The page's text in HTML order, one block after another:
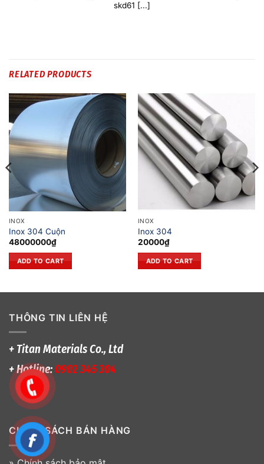
DÀY 10MM Thép [...]
RELATED PRODUCTS
INOX
Inox 304 Cuộn
48000000₫
ADD TO CART
INOX
Inox 304
20000₫
ADD TO CART
THÔNG TIN LIÊN HỆ
+ Titan Materials Co., Ltd
+ Hotline:0902 345 304
CHÍNH SÁCH BÁN HÀNG